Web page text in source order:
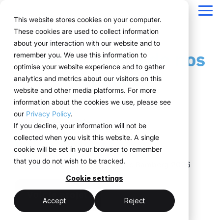
This website stores cookies on your computer.
These cookies are used to collect information
about your interaction with our website and to
remember you. We use this information to
optimise your website experience and to gather
analytics and metrics about our visitors on this
website and other media platforms. For more
information about the cookies we use, please see
our Privacy Policy.
If you decline, your information will not be
collected when you visit this website. A single
cookie will be set in your browser to remember
that you do not wish to be tracked.
Cookie settings
Accept Reject
navigation
Aperçu
Comment ça fonctionne
Le Système
Une structure pour
vos processus
événementiels
ExpoCloud regroupe la
planification, l’exécution
et l’analyse au sein d’un
système centralisé.
Pour les entreprises qui
souhaitent standardiser
leurs présences salons
et les piloter de manière
évolutive.
Un système plutôt
Fonctions
Planification
Réservation
Logistique
Analytique
Gestion de projet
Tout ce dont vous
avez besoin pour
vos événements
De la première
planification à l’analyse,
toutes les
fonctionnalités
s’articulent entre elles et
suivent une structure
claire.
Plateforme
centralisée
(myWWM)
Équipes marketing
Responsable d'événements
Approvisionnement
Pour les
entreprises aux
structures
événementielles
complexes
ExpoCloud s’adresse
aux équipes qui
participent
régulièrement à des
salons et souhaitent
enfin structurer leurs
processus.
Références
Projets
Éprouvé sur le
terrain
Des entreprises de
différents secteurs
pilotent leurs
événements de manière
efficace, évolutive et
structurée avec
ExpoCloud.
Prix & Modèle
Systèmes de location expliqués
Forfait logistique
Scalabilité
Public versionÀ propos d'ExpoCloud
WWM groupe
Durabilité
Technologie & plateforme
Blog
La
technologie
au service
de
l’exécution
ExpoCloud
combine
logiciel,
construction
de stands et
logistique, développé
et exploité par
le groupe
Projets réussis de nos
clients
Notre dernier projet
Leica Biosystems
aux Journées de morphologie de Bamberg 2026